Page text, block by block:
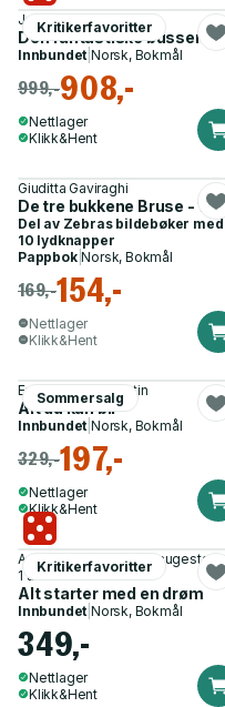
Kritikerfavoritter
Jakob Martin Strid
Den fantastiske bussen -
Innbundet |Norsk, Bokmål
999,-908,-
Nettlager
Klikk&Hent
Giuditta Gaviraghi
De tre bukkene Bruse - 10
Del av Zebras bildebøker med
10 lydknapper
Pappbok|Norsk, Bokmål
169,-154,-
Nettlager
Klikk&Hent
Sommersalg
Emily Winfield Martin
Alt du kan bli
Innbundet |Norsk, Bokmål
329,-197,-
Nettlager
Klikk&Hent
Kritikerfavoritter
Antonio Nusa, Frode Saugestad
1 annen
Alt starter med en drøm
Innbundet |Norsk, Bokmål
349,-
Nettlager
Klikk&Hent